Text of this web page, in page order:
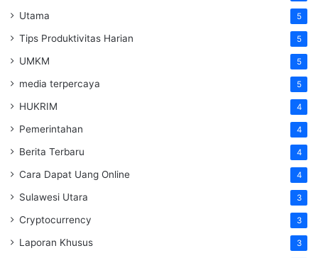
Utama 5
Tips Produktivitas Harian 5
UMKM 5
media terpercaya 5
HUKRIM 4
Pemerintahan 4
Berita Terbaru 4
Cara Dapat Uang Online 4
Sulawesi Utara 3
Cryptocurrency 3
Laporan Khusus 3